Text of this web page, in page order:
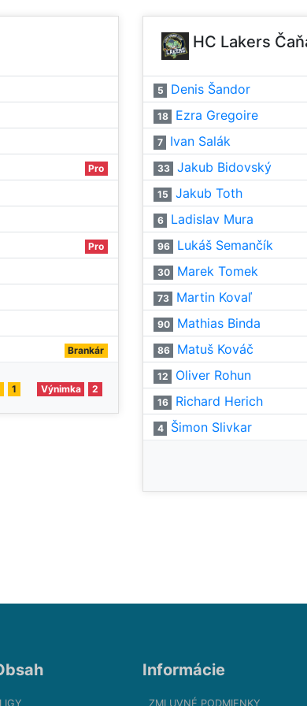
Pro
Pro
Brankár
1 Výnimka 2
HC Lakers
5 Denis Šandor
18 Ezra Gregoire
7 Ivan Salák
33 Jakub Bidovský
15 Jakub Toth
6 Ladislav Mura
96 Lukáš Semančík
30 Marek Tomek
73 Martin Kovaľ
90 Mathias Binda
86 Matuš Kováč
12 Oliver Rohun
16 Richard Herich
4 Šimon Slivkar
LIGY
Informácie
ZMLUVNÉ PODMIENKY